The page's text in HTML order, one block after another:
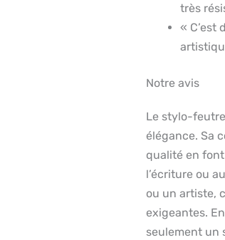
très
« C’est
Notre avis
Le stylo-
élégance. Sa
qualité en
l’écriture ou
ou un artiste,
exigeantes.
seulement un